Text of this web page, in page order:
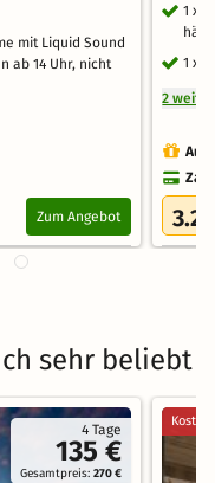
mit Liquid Sound
ab 14 Uhr, nicht
Zum Angebot
1 x
hält
1 x
2
3.2
sehr beliebt
4 Tage
135 €
Gesamtpreis:270 €